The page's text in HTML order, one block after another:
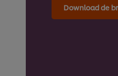
Download de